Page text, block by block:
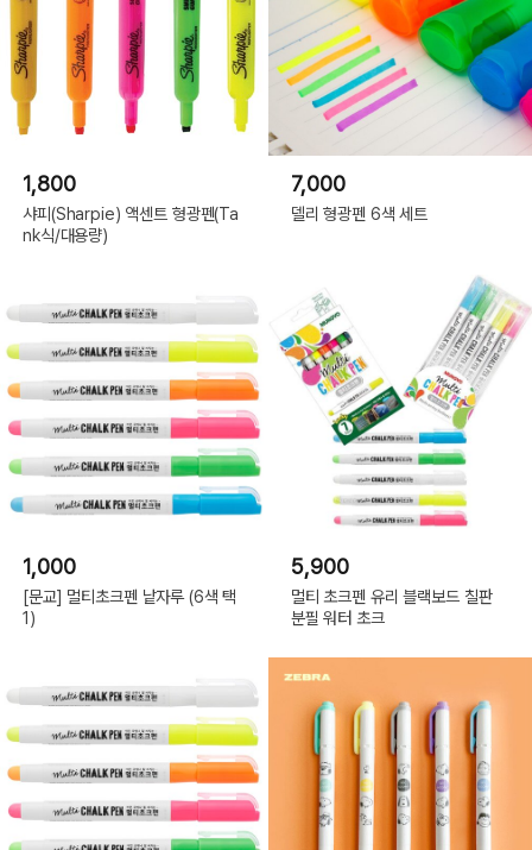
1,800
샤피(Sharpie) 액센트 형광펜(Ta
nk식/대용량)
7,000
델리 형광펜 6색 세트
1,000
[문교] 멀티초크펜 낱자루 (6색 택
1)
5,900
멀티 초크펜 유리 블랙보드 칠판
분필 워터 초크